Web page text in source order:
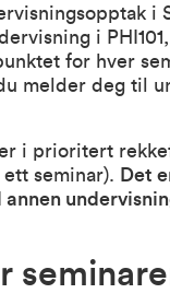
i
i
for hver
melder deg til
i prioritert
seminar). Det